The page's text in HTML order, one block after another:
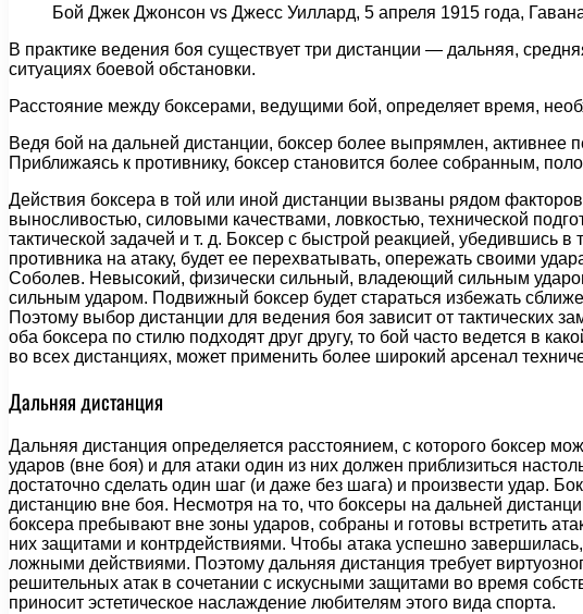
Бой Джек Джонсон vs Джесс Уиллард, 5 апреля 1915 года,
В практике ведения боя существует три дистанции — дальняя,
ситуациях боевой обстановки.
Расстояние между боксерами, ведущими бой, определяет время,
Ведя бой на дальней дистанции, боксер более выпрямлен, активнее
Приближаясь к противнику, боксер становится более собранным,
Действия боксера в той или иной дистанции вызваны рядом
выносливостью, силовыми качествами, ловкостью, технической
тактической задачей и т. д. Боксер с быстрой реакцией, убедившись
противника на атаку, будет ее перехватывать, опережать своими
Соболев. Невысокий, физически сильный, владеющий сильным
сильным ударом. Подвижный боксер будет стараться избежать
Поэтому выбор дистанции для ведения боя зависит от тактических
оба боксера по стилю подходят друг другу, то бой часто ведется в
во всех дистанциях, может применить более широкий арсенал
Дальняя дистанция
Дальняя дистанция определяется расстоянием, с которого боксер
ударов (вне боя) и для атаки один из них должен приблизиться
достаточно сделать один шаг (и даже без шага) и произвести удар.
дистанцию вне боя. Несмотря на то, что боксеры на дальней
боксера пребывают вне зоны ударов, собраны и готовы встретить
них защитами и контрдействиями. Чтобы атака успешно
ложными действиями. Поэтому дальняя дистанция требует
решительных атак в сочетании с искусными защитами во время
приносит эстетическое наслаждение любителям этого вида спорта.